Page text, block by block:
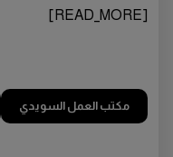
[READ_MORE]
مكتب العمل السويدي